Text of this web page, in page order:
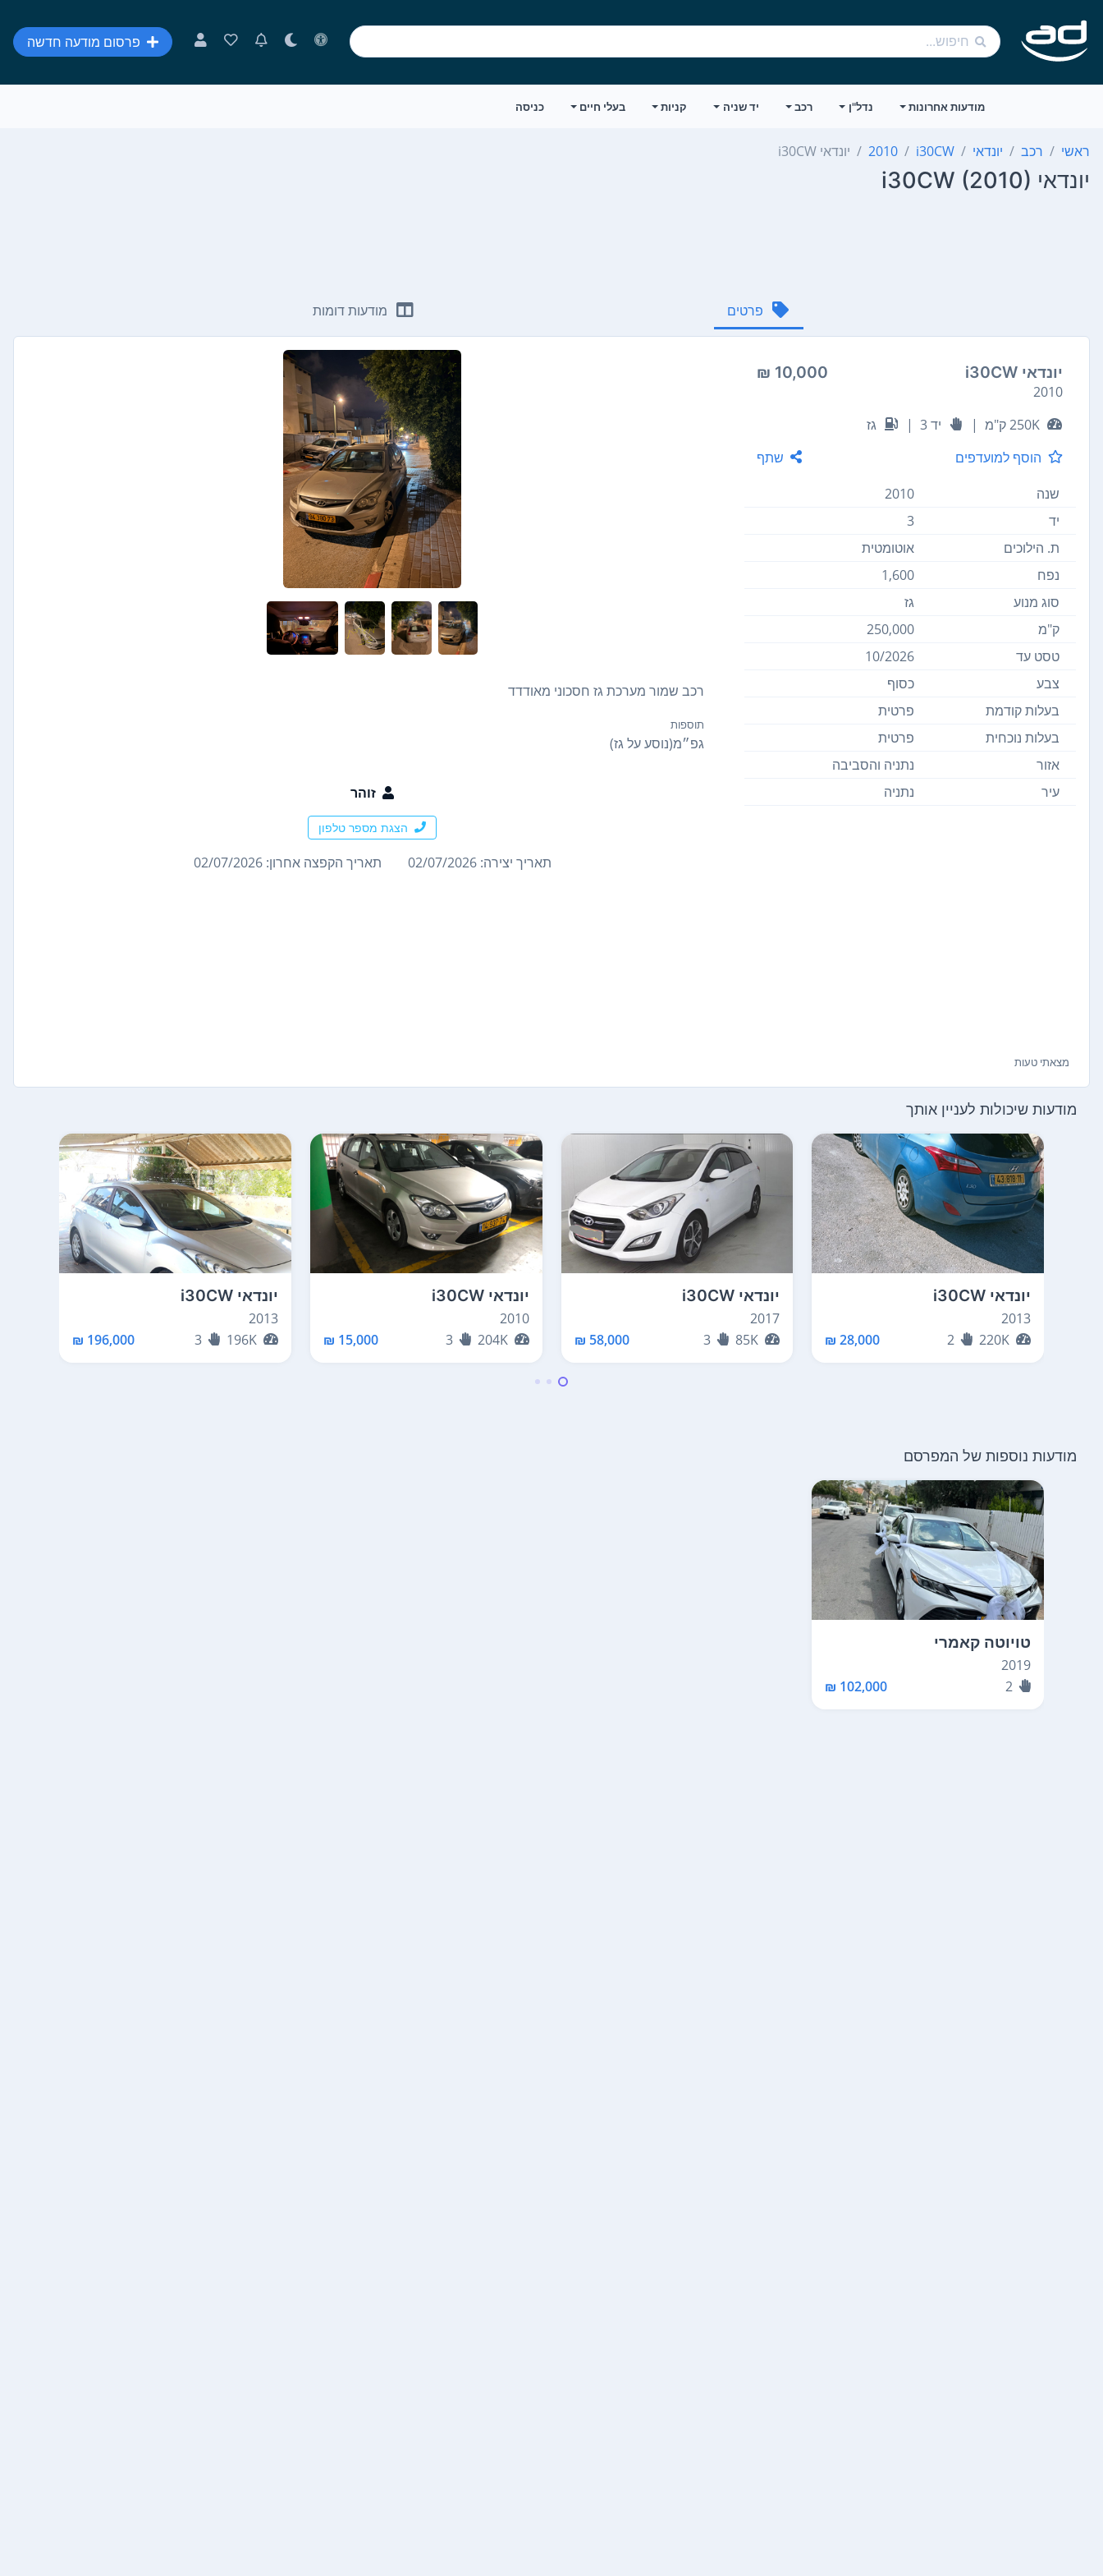
פרסום מודעה חדשה
מודעות אחרונות נדל"ן רכב יד שניה קניות בעלי חיים כניסה
ראשי רכב יונדאי i30CW
2010 יונדאי i30CW
יונדאי i30CW (2010)
פרטים מודעות דומות
יונדאי i30CW 10,000 ₪
2010
250K ק"מ
| יד 3 |
גז
הוסף למועדפים
שתף
שנה
2010
יד
3
ת. הילוכים
אוטומטית
נפח
1,600
סוג מנוע
גז
ק"מ
250,000
טסט עד
10/2026
צבע
כסוף
בעלות קודמת
פרטית
בעלות נוכחית
פרטית
אזור
נתניה והסביבה
עיר
נתניה
רכב שמור מערכת גז חסכוני מאודדד
תוספות
גפ״מ(נוסע על גז)
זוהר
הצגת מספר טלפון
תאריך יצירה: 02/07/2026 תאריך הקפצה אחרון: 02/07/2026
מצאתי טעות
מודעות שיכולות לעניין אותך
יונדאי i30CW
2013
220K
2
28,000 ₪
יונדאי i30CW
2017
85K
3
58,000 ₪
יונדאי i30CW
2010
204K
3
15,000 ₪
יונדאי i30CW
2013
196K
3
196,000 ₪
מודעות נוספות של המפרסם
טויוטה קאמרי
2019
2
102,000 ₪